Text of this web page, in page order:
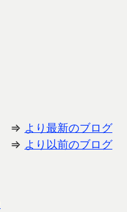
⇒ より最新のブログ
⇒ より以前のブログ